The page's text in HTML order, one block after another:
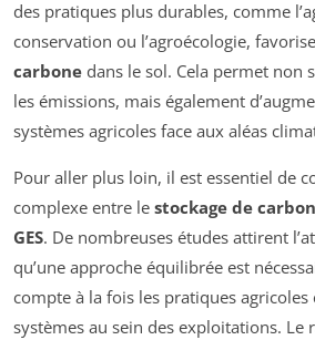
des pratiques plus durables, comme
conservation ou l’agroécologie,
carbone dans le sol. Cela permet non
les émissions, mais également
systèmes agricoles face aux aléas
Pour aller plus loin, il est essentiel de
complexe entre le stockage de
GES. De nombreuses études attirent
qu’une approche équilibrée est
compte à la fois les pratiques agricoles
systèmes au sein des exploitations. Le